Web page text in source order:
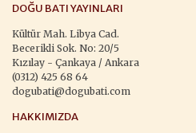
DOĞU BATI YAYINLARI
Kültür Mah. Libya Cad.
Becerikli Sok. No: 20/5
Kızılay - Çankaya / Ankara
(0312) 425 68 64
dogubati@dogubati.com
HAKKIMIZDA